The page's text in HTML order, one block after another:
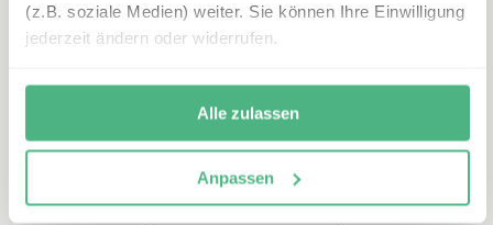
(z.B. soziale Medien) weiter. Sie können Ihre Einwilligung
jederzeit ändern oder widerrufen.
Alle zulassen
Anpassen
Montag – Freitag:
und nach individueller
Terminvereinbarung